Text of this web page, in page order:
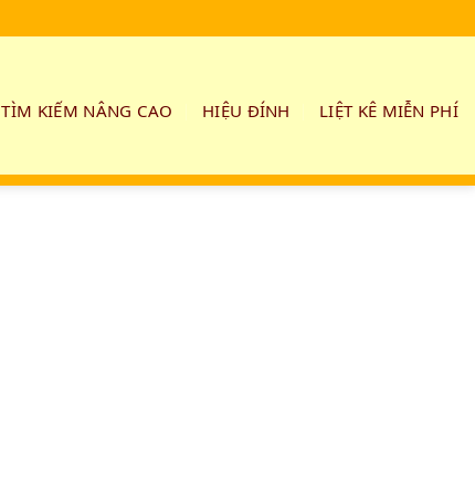
TÌM KIẾM NÂNG CAO HIỆU ĐÍNH LIỆT KÊ MIỄN PHÍ